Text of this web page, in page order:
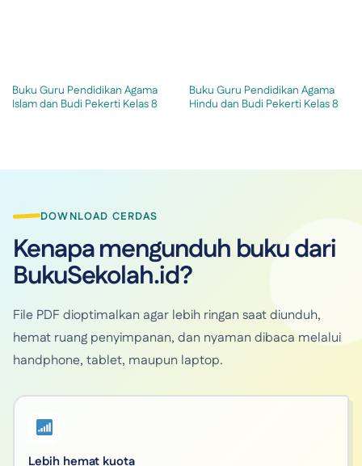
Buku Guru Pendidikan Agama
Islam dan Budi Pekerti Kelas 8
Buku Guru Pendidikan Agama
Hindu dan Budi Pekerti Kelas 8
DOWNLOAD CERDAS
Kenapa mengunduh buku dari
BukuSekolah.id?
File PDF dioptimalkan agar lebih ringan saat diunduh,
hemat ruang penyimpanan, dan nyaman dibaca melalui
handphone, tablet, maupun laptop.
Lebih hemat kuota